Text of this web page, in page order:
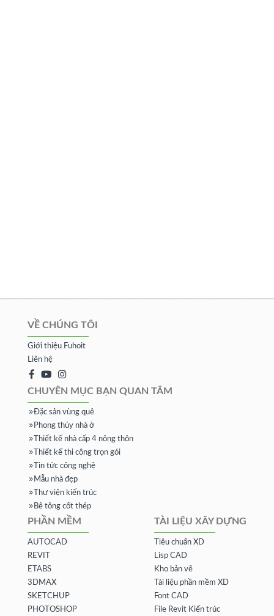
VỀ CHÚNG TÔI
Giới thiệu Fuhoit
Liên hệ
CHUYÊN MỤC BẠN QUAN TÂM
Đặc sản vùng quê
Phong thủy nhà ở
Thiết kế nhà cấp 4 nông thôn
Thiết kế thi công trọn gói
Tin tức công nghệ
Mẫu nhà đẹp
Thư viện kiến trúc
Bê tông cốt thép
PHẦN MỀM
AUTOCAD
REVIT
ETABS
3DMAX
SKETCHUP
PHOTOSHOP
TÀI LIỆU XÂY DỰNG
Tiêu chuẩn XD
Lisp CAD
Kho bản vẽ
Tài liệu phần mềm XD
Font CAD
File Revit Kiến trúc